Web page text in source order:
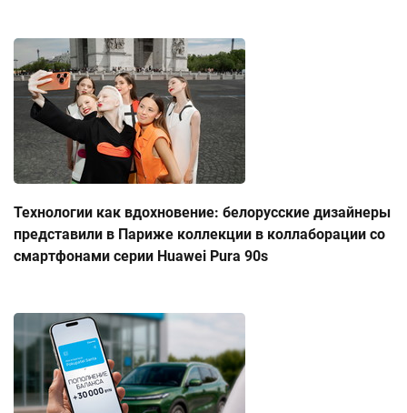
Технологии как вдохновение: белорусские дизайнеры
представили в Париже коллекции в коллаборации со
смартфонами серии Huawei Pura 90s